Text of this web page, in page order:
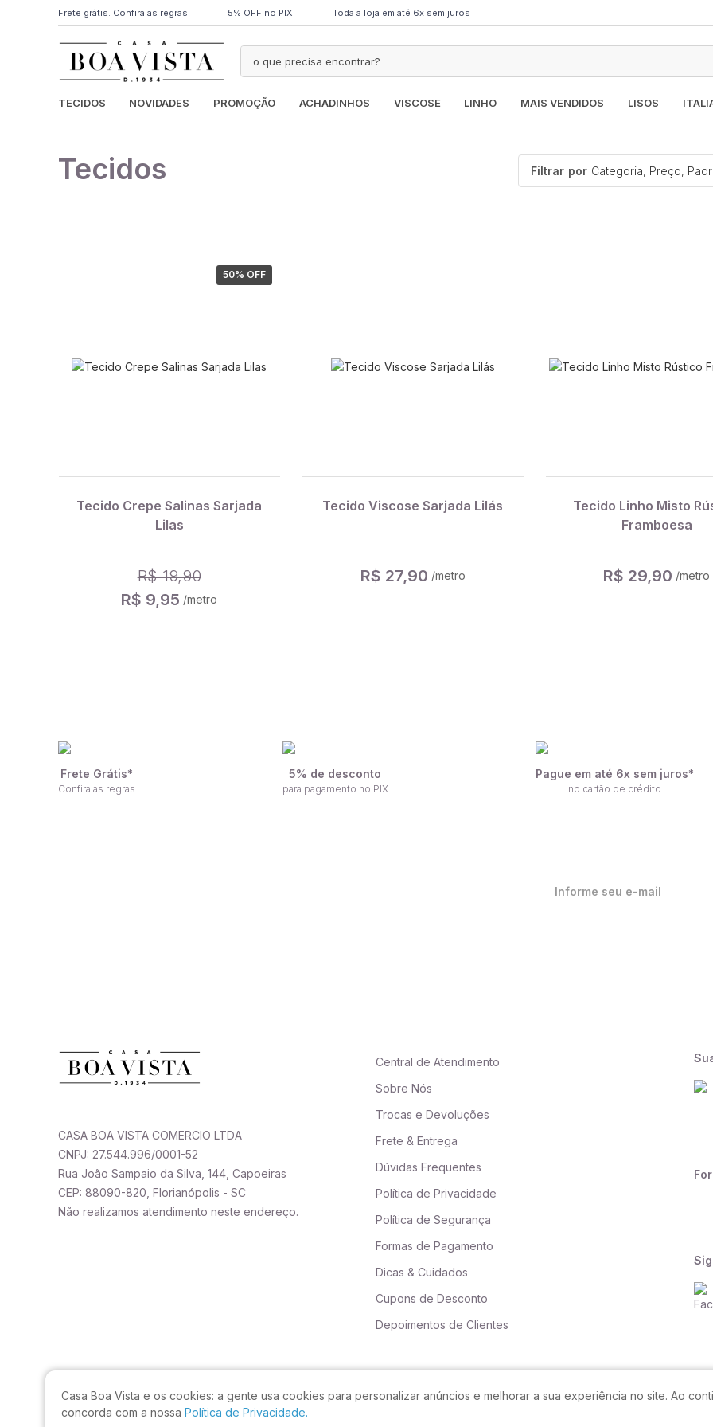
Frete grátis. Confira as regras 5% OFF no PIX Toda a loja em até 6x sem juros
TECIDOS NOVIDADES PROMOÇÃO ACHADINHOS VISCOSE LINHO MAIS VENDIDOS LISOS
Casa Boa Vista e os cookies: a gente usa cookies para personalizar anúncios e melhorar a sua experiência no site. Ao
concorda com a nossa Política de Privacidade.
Tecidos Filtrar por
50% OFF
Tecido Crepe Salinas Sarjada
Lilas
R$ 19,90
R$ 9,95 /metro
Tecido Viscose Sarjada Lilás
R$ 27,90 /metro
Tecido Linho Misto
Framboesa
R$ 29,90 /metro
Frete Grátis*
Confira as regras
5% de desconto
para pagamento no PIX
Pague em até 6x sem juros*
no cartão de crédito
CASA BOA VISTA COMERCIO LTDA
CNPJ: 27.544.996/0001-52
Rua João Sampaio da Silva, 144, Capoeiras
CEP: 88090-820, Florianópolis - SC
Não realizamos atendimento neste endereço.
Central de Atendimento
Sobre Nós
Trocas e Devoluções
Frete & Entrega
Dúvidas Frequentes
Política de Privacidade
Política de Segurança
Formas de Pagamento
Dicas & Cuidados
Cupons de Desconto
Depoimentos de Clientes